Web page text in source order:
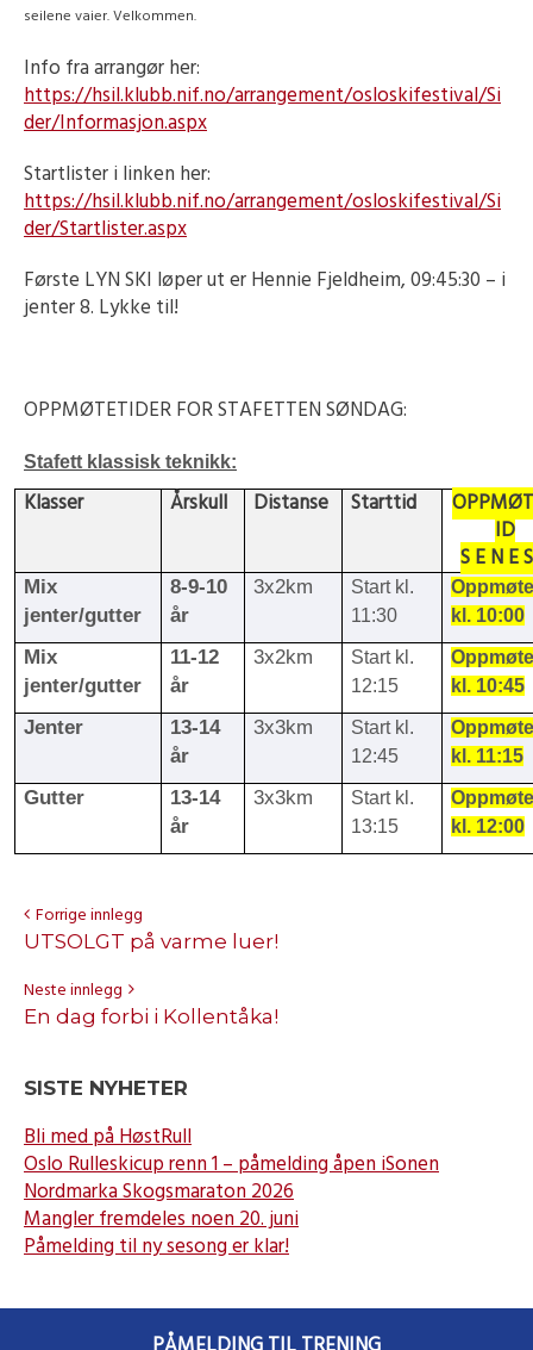
seilene vaier. Velkommen.
Info fra arrangør her:
https://hsil.klubb.nif.no/arrangement/osloskifestival/Si
der/Informasjon.aspx
Startlister i linken her:
https://hsil.klubb.nif.no/arrangement/osloskifestival/Si
der/Startlister.aspx
Første LYN SKI løper ut er Hennie Fjeldheim, 09:45:30 – i
jenter 8. Lykke til!
OPPMØTETIDER FOR STAFETTEN SØNDAG:
Stafett klassisk teknikk:
Klasser Årskull Distanse Starttid
ID
S E N E
Mix
jenter/gutter
8-9-10
år
3x2km
Start kl.
11:30
kl. 10:00
Mix
jenter/gutter
11-12
år
3x2km
Start kl.
12:15
kl. 10:45
Jenter
13-14
år
3x3km
Start kl.
12:45
kl. 11:15
Gutter
13-14
år
3x3km
Start kl.
13:15
kl. 12:00
Forrige innlegg
UTSOLGT på varme luer!
Neste innlegg
En dag forbi i Kollentåka!
SISTE NYHETER
Bli med på HøstRull
Oslo Rulleskicup renn 1 – påmelding åpen iSonen
Nordmarka Skogsmaraton 2026
Mangler fremdeles noen 20. juni
Påmelding til ny sesong er klar!